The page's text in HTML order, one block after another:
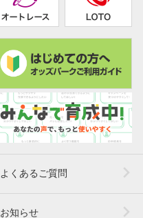
よくあるご質問
お知らせ